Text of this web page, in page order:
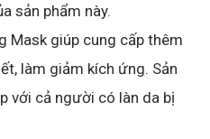
sản phẩm này.
Mask giúp cung cấp thêm
làm giảm kích ứng. Sản
với cả người có làn da bị